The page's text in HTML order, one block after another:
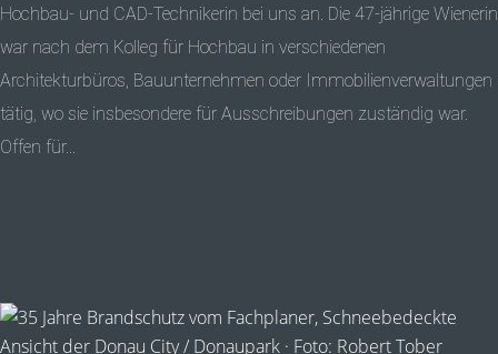
Hochbau- und CAD-Technikerin bei uns an. Die 47-jährige Wienerin
war nach dem Kolleg für Hochbau in verschiedenen
Architekturbüros, Bauunternehmen oder Immobilienverwaltungen
tätig, wo sie insbesondere für Ausschreibungen zuständig war.
Offen für...